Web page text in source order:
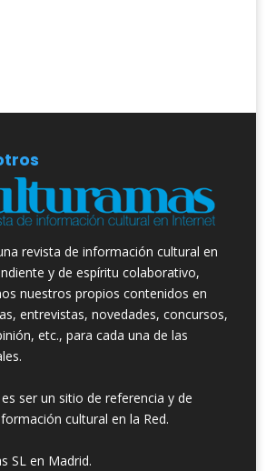
revista de información cultural en
y de espíritu colaborativo,
nuestros propios contenidos en
entrevistas, novedades, concursos,
etc., para cada una de las
ser un sitio de referencia y de
cultural en la Red.
SL en Madrid.